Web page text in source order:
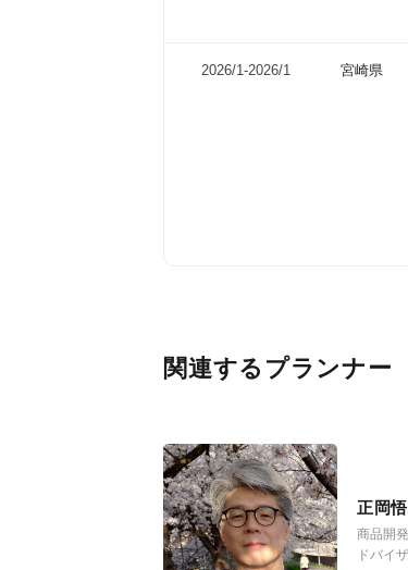
2026/1-2026/1 宮崎県
関連するプランナー
正岡悟
商品開
ドバイ